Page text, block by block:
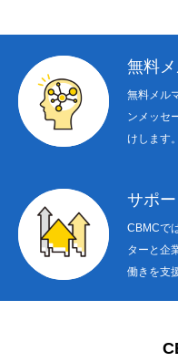
無料
無料メル
ンメッセ
けします。
サポ
CBMCで
ターと企
働きを支